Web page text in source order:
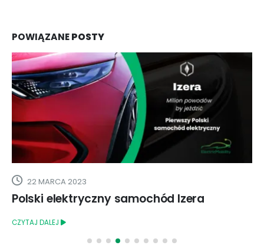
POWIĄZANEPOSTY
22 MARCA 2023
Polski elektryczny samochód Izera
CZYTAJ DALEJ